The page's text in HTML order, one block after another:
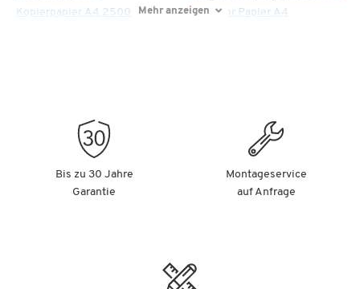
Kopierpapier A4 2500 Blatt
Navigator Papier A4
Mehr anzeigen
Bis zu 30 Jahre
Garantie
Montageservice
auf Anfrage